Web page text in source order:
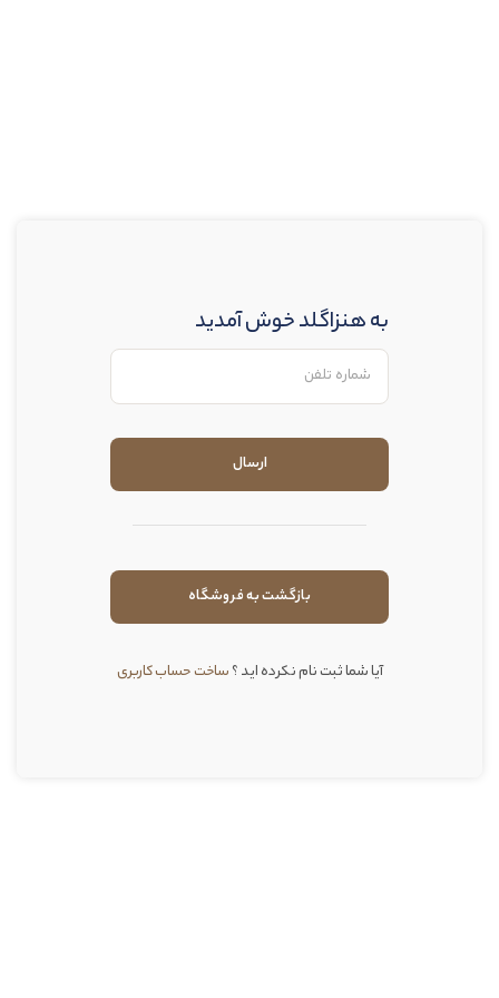
به هنزاگلد خوش آمدید
ارسال
بازگشت به فروشگاه
آیا شما ثبت نام نکرده اید ؟ساخت حساب کاربری